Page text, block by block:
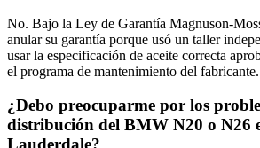
No. Bajo la Ley de Garantía Magnuson-
anular su garantía porque usó un taller
usar la especificación de aceite correcta
el programa de mantenimiento del fabricante.
¿Debo preocuparme por los
distribución del BMW N20 o N26
Lauderdale?